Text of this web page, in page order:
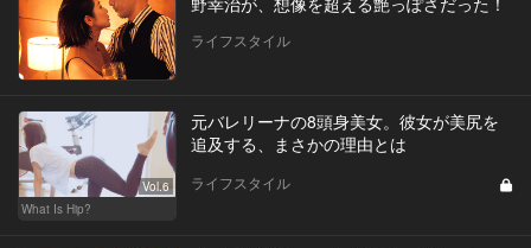
ライフスタイル
Vol.6
What Is Hip?
元バレリーナの8頭身美女。彼女が美尻を
追及する、まさかの理由とは
ライフスタイル